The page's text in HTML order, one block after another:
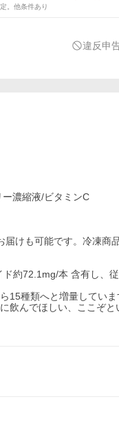
。他条件あり
違反申
濃縮液/ビタミンC
届けも可能です。冷凍商
約72.1mg/本 含有し、
15種類へと増量していま
飲んでほしい、ここぞと